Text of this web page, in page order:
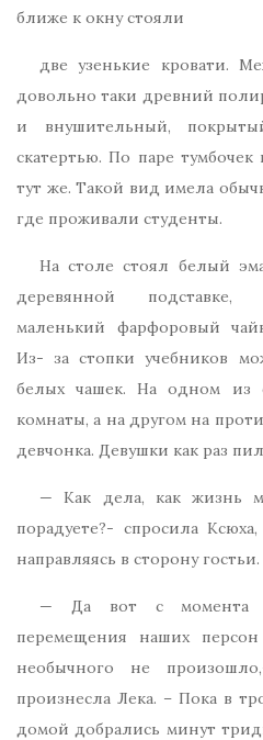
ближе к окну стояли
две узенькие кровати.
довольно таки древний
и внушительный,
скатертью. По паре тумбочек
тут же. Такой вид имела
где проживали студенты.
На столе стоял белый
деревянной подставке,
маленький фарфоровый
Из- за стопки учебников
белых чашек. На одном из
комнаты, а на другом на
девчонка. Девушки как раз
— Как дела, как жизнь
порадуете?- спросила
направляясь в сторону гостьи.
— Да вот с момента
перемещения наших
необычного не
произнесла Лека. – Пока в
домой добрались минут